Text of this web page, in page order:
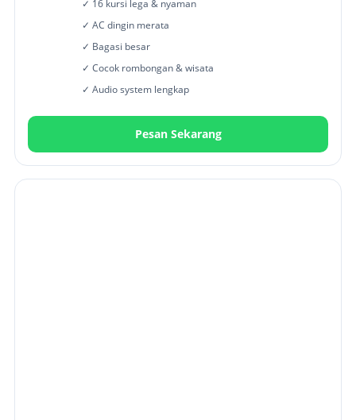
✓ 16 kursi lega & nyaman
✓ AC dingin merata
✓ Bagasi besar
✓ Cocok rombongan & wisata
✓ Audio system lengkap
Pesan Sekarang